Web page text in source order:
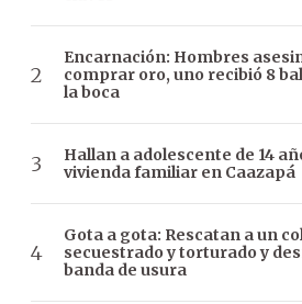
Encarnación: Hombres
comprar oro, uno recibió 8
la boca
Hallan a adolescente de 14
vivienda familiar en Caazapá
Gota a gota: Rescatan a un
secuestrado y torturado y
banda de usura